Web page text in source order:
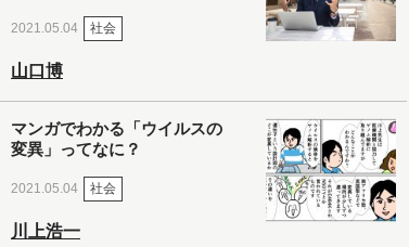
2021.05.04 社会
山口博
マンガでわかる「ウイルスの
変異」ってなに？
2021.05.04 社会
川上浩一